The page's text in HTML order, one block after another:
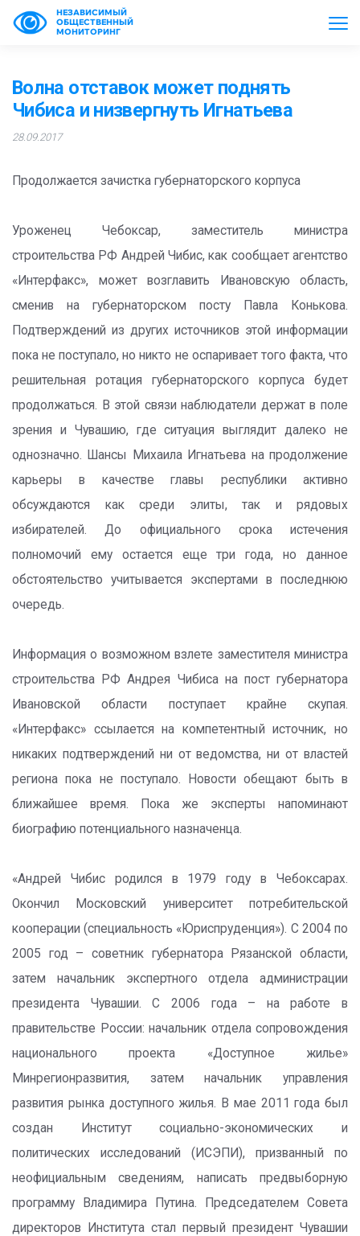
НЕЗАВИСИМЫЙ
ОБЩЕСТВЕННЫЙ
МОНИТОРИНГ
Волна отставок может поднять
Чибиса и низвергнуть Игнатьева
28.09.2017
Продолжается зачистка губернаторского корпуса
Уроженец Чебоксар, заместитель министра
строительства РФ Андрей Чибис, как сообщает агентство
«Интерфакс», может возглавить Ивановскую область,
сменив на губернаторском посту Павла Конькова.
Подтверждений из других источников этой информации
пока не поступало, но никто не оспаривает того факта, что
решительная ротация губернаторского корпуса будет
продолжаться. В этой связи наблюдатели держат в поле
зрения и Чувашию, где ситуация выглядит далеко не
однозначно. Шансы Михаила Игнатьева на продолжение
карьеры в качестве главы республики активно
обсуждаются как среди элиты, так и рядовых
избирателей. До официального срока истечения
полномочий ему остается еще три года, но данное
обстоятельство учитывается экспертами в последнюю
очередь.
Информация о возможном взлете заместителя министра
строительства РФ Андрея Чибиса на пост губернатора
Ивановской области поступает крайне скупая.
«Интерфакс» ссылается на компетентный источник, но
никаких подтверждений ни от ведомства, ни от властей
региона пока не поступало. Новости обещают быть в
ближайшее время. Пока же эксперты напоминают
биографию потенциального назначенца.
«Андрей Чибис родился в 1979 году в Чебоксарах.
Окончил Московский университет потребительской
кооперации (специальность «Юриспруденция»). С 2004 по
2005 год – советник губернатора Рязанской области,
затем начальник экспертного отдела администрации
президента Чувашии. С 2006 года – на работе в
правительстве России: начальник отдела сопровождения
национального проекта «Доступное жилье»
Минрегионразвития, затем начальник управления
развития рынка доступного жилья. В мае 2011 года был
создан Институт социально-экономических и
политических исследований (ИСЭПИ), призванный по
неофициальным сведениям, написать предвыборную
программу Владимира Путина. Председателем Совета
директоров Института стал первый президент Чувашии